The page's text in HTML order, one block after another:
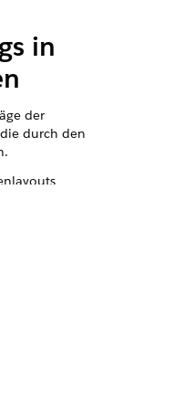
in
der
durch den
für die
aktualisierten